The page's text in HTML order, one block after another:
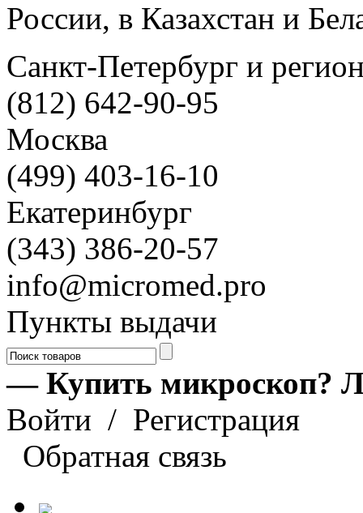
России, в Казахстан и
Санкт-Петербург и
(812) 642-90-95
Москва
(499) 403-16-10
Екатеринбург
(343) 386-20-57
info@micromed.pro
Пункты выдачи
— Купить микроскоп?
Войти / Регистрация
Обратная связь